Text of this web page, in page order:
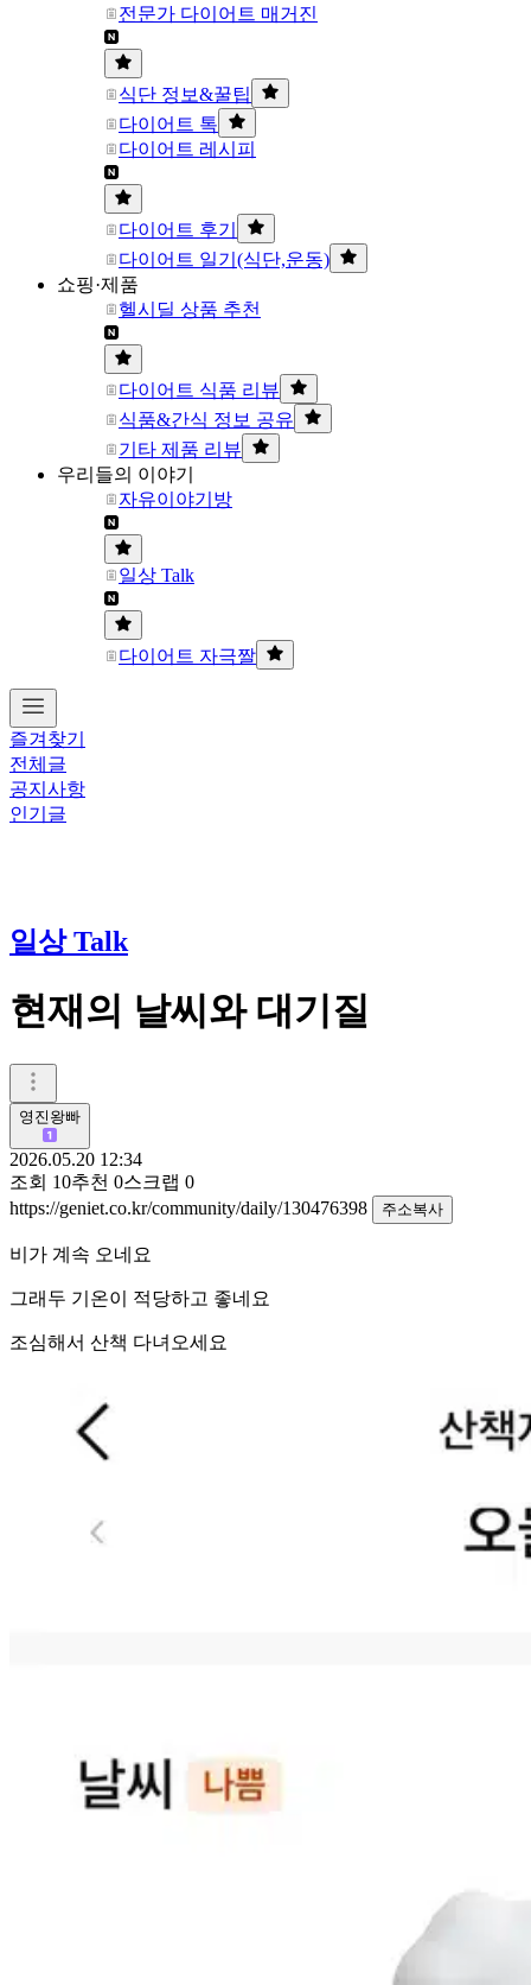
전문가 다이어트 매거진
식단 정보&꿀팁
다이어트 톡
다이어트 레시피
다이어트 후기
다이어트 일기(식단,운동)
쇼핑·제품
헬시딜 상품 추천
다이어트 식품 리뷰
식품&간식 정보 공유
기타 제품 리뷰
우리들의 이야기
자유이야기방
일상 Talk
다이어트 자극짤
즐겨찾기
전체글
공지사항
인기글
일상 Talk
현재의 날씨와 대기질
영진왕빠
2026.05.20 12:34
조회 10추천 0스크랩 0
https://geniet.co.kr/community/daily/130476398
주소복사
비가 계속 오네요
그래두 기온이 적당하고 좋네요
조심해서 산책 다녀오세요